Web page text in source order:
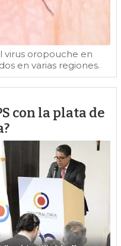
virus oropouche en
en varias regiones.
con la plata de